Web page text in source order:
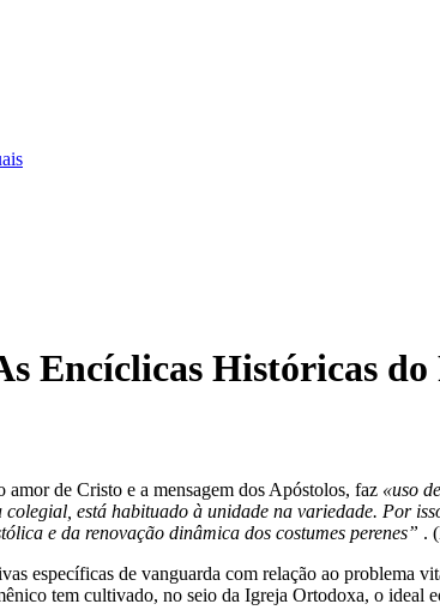
Encíclicas Históricas
de Cristo e a mensagem dos Apóstolos, faz «uso
está habituado à unidade na variedade. Por
e da renovação dinâmica dos costumes perenes” .
específicas de vanguarda com relação ao problema
tem cultivado, no seio da Igreja Ortodoxa, o ideal